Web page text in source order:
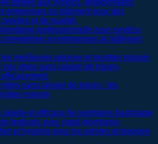
professionnelle pour syndics,
immobiliers et entreprises du bâtiment
sans laisser de traces : les
maison